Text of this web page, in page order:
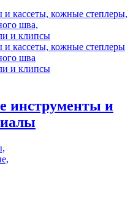
и кассеты, кожные степлеры,
шва,
и клипсы
и кассеты, кожные степлеры
шва
и клипсы
инструменты и